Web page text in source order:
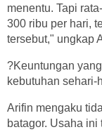
menentu. Tapi
300 ribu per hari,
tersebut," ungkap
?Keuntungan
kebutuhan sehari-
Arifin mengaku
batagor. Usaha